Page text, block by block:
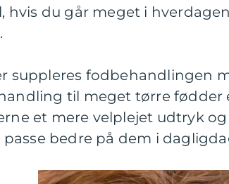
hvis du går meget i
suppleres fodbehandlingen
til meget tørre fødder
et mere velplejet udtryk
bedre på dem i